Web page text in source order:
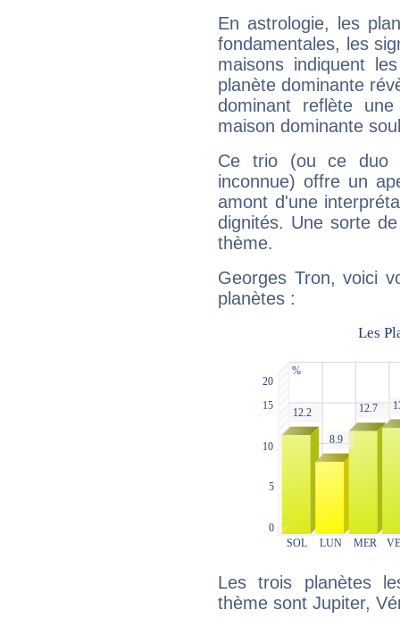
En astrologie, les
fondamentales, les
maisons indiquent
planète dominante
dominant reflète
maison dominante
Ce trio (ou ce duo
inconnue) offre un
amont d'une
dignités. Une sorte
thème.
Georges Tron, voici
planètes :
Les trois planètes
thème sont Jupiter,